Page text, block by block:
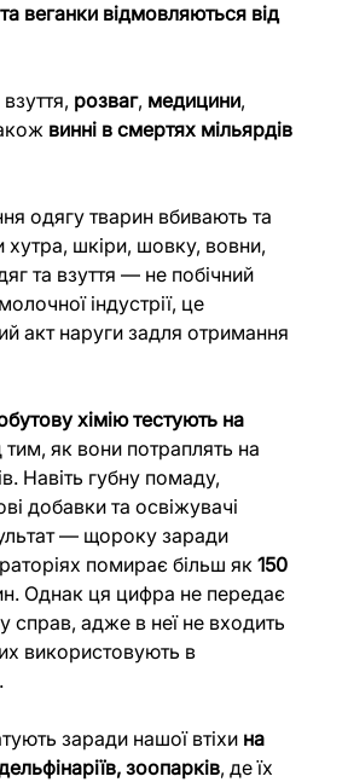
веганки відмовляються від
взуття, розваг, медицини,
винні в смертях мільярдів
одягу тварин вбивають та
хутра, шкіри, шовку, вовни,
та взуття — не побічний
індустрії, це
акт наруги задля отримання
хімію тестують на
тим, як вони потраплять на
Навіть губну помаду,
добавки та освіжувачі
— щороку заради
помирає більш як 150
Однак ця цифра не передає
справ, адже в неї не входить
використовують в
заради нашої втіхи на
зоопарків, де їх